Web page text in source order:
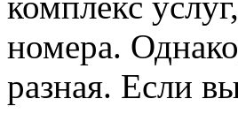
номера.
разная. Если